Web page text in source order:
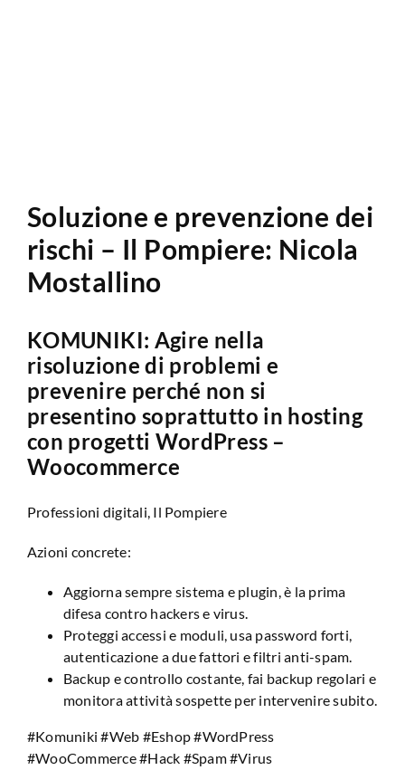
Soluzione e prevenzione dei
rischi – Il Pompiere: Nicola
Mostallino
KOMUNIKI: Agire nella
risoluzione di problemi e
prevenire perché non si
presentino soprattutto in hosting
con progetti WordPress –
Woocommerce
Professioni digitali, Il Pompiere
Azioni concrete:
Aggiorna sempre sistema e plugin, è la prima
difesa contro hackers e virus.
Proteggi accessi e moduli, usa password forti,
autenticazione a due fattori e filtri anti-spam.
Backup e controllo costante, fai backup regolari e
monitora attività sospette per intervenire subito.
#Komuniki #Web #Eshop #WordPress
#WooCommerce #Hack #Spam #Virus